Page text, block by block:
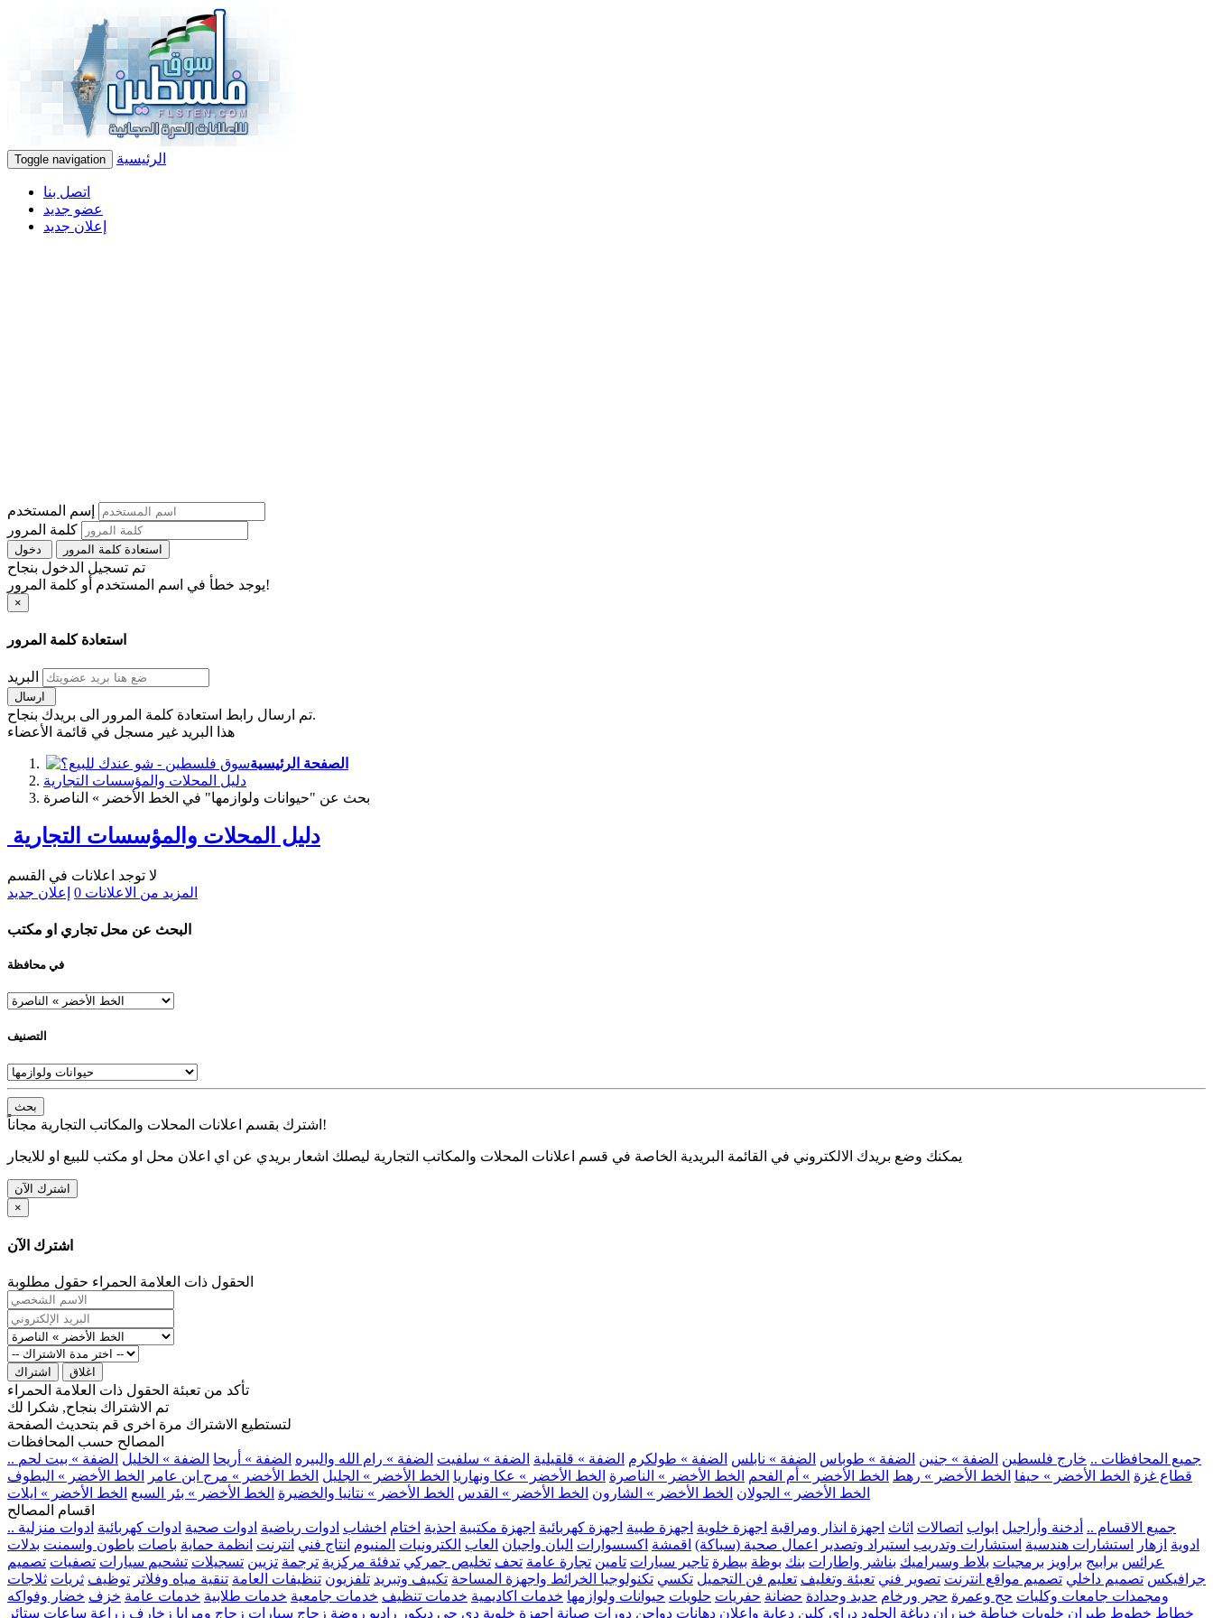
Toggle navigation الرئيسية
اتصل بنا
عضو جديد
إعلان جديد
إسم المستخدم
كلمة المرور
استعادة كلمة المرور
تم تسجيل الدخول بنجاح
يوجد خطأ في اسم المستخدم أو كلمة المرور!
×
استعادة كلمة المرور
البريد
تم ارسال رابط استعادة كلمة المرور الى بريدك بنجاح.
هذا البريد غير مسجل في قائمة الأعضاء
الصفحة الرئيسية
دليل المحلات والمؤسسات التجارية
بحث عن "حيوانات ولوازمها" في الخط الأخضر » الناصرة
دليل المحلات والمؤسسات التجارية
لا توجد اعلانات في القسم
المزيد من الاعلانات 0 إعلان جديد
البحث عن محل تجاري او مكتب
في محافظة
التصنيف
بحث
اشترك بقسم اعلانات المحلات والمكاتب التجارية مجاناً!
يمكنك وضع بريدك الالكتروني في القائمة البريدية الخاصة في قسم اعلانات المحلات والمكاتب التجارية ليصلك اشعار بريدي عن اي اعلان محل او مكتب للبيع او للايجار
اشترك الآن
×
اشترك الآن
الحقول ذات العلامة الحمراء حقول مطلوبة
اشتراك اغلاق
تأكد من تعبئة الحقول ذات العلامة الحمراء
تم الاشتراك بنجاح, شكرا لك
لتستطيع الاشتراك مرة اخرى قم بتحديث الصفحة
المصالح حسب المحافظات
.. جميع المحافظات .. خارج فلسطين الضفة » جنين الضفة » طوباس الضفة » نابلس الضفة » طولكرم الضفة » قلقيلية الضفة » سلفيت الضفة » رام الله والبيره الضفة » أريحا الضفة » الخليل الضفة » بيت لحم
قطاع غزة الخط الأخضر » حيفا الخط الأخضر » رهط الخط الأخضر » أم الفحم الخط الأخضر » الناصرة الخط الأخضر » عكا ونهاريا الخط الأخضر » الجليل الخط الأخضر » مرج ابن عامر
الخط الأخضر » البطوف
الخط الأخضر » الجولان الخط الأخضر » الشارون الخط الأخضر » القدس الخط الأخضر » نتانيا والخضيرة الخط الأخضر » بئر السبع الخط الأخضر » ايلات
اقسام المصالح
.. جميع الاقسام .. أدخنة وأراجيل ابواب اتصالات اثاث اجهزة انذار ومراقبة اجهزة خلوية اجهزة طبية اجهزة كهربائية اجهزة مكتبية احذية اختام اخشاب ادوات رياضية ادوات صحية ادوات كهربائية ادوات منزلية
ادوية ازهار استشارات هندسية استشارات وتدريب استيراد وتصدير اعمال صحية (سباكة) اقمشة اكسسوارات البان واجبان العاب الكترونيات المنيوم انتاج فني انترنت انظمة حماية باصات باطون واسمنت بدلات
عرائس برابيج براويز برمجيات بلاط وسيراميك بناشر واطارات بنك بوظة بيطرة تاجير سيارات تامين تجارة عامة تحف تخليص جمركي تدفئة مركزية ترجمة تزيين تسجيلات تشحيم سيارات تصفيات تصميم
جرافيكس تصميم داخلي تصميم مواقع انترنت تصوير فني تعبئة وتغليف تعليم فن التجميل تكسي تكنولوجيا الخرائط واجهزة المساحة تكييف وتبريد تلفزيون تنظيفات العامة تنقية مياه وفلاتر توظيف ثريات ثلاجات
ومجمدات جامعات وكليات حج وعمرة حجر ورخام حديد وحدادة حضانة حفريات حلويات حيوانات ولوازمها خدمات اكاديمية خدمات تنظيف خدمات جامعية خدمات طلابية خدمات عامة خزف خضار وفواكه
خطاط خطوط طيران خلويات خياطة خيزران دباغة الجلود دراي كلين دعاية واعلان دهانات دواجن دورات صيانة اجهزة خلوية دي جي ديكور راديو روضة زجاج سيارات زجاج ومرايا زخارف زراعة ساعات ستائر